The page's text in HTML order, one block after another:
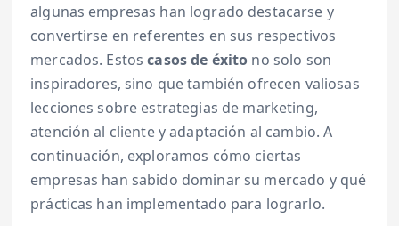
algunas empresas han logrado destacarse y
convertirse en referentes en sus respectivos
mercados. Estoscasos de éxito no solo son
inspiradores, sino que también ofrecen valiosas
lecciones sobre estrategias de marketing,
atención al cliente y adaptación al cambio. A
continuación, exploramos cómo ciertas
empresas han sabido dominar su mercado y qué
prácticas han implementado para lograrlo.